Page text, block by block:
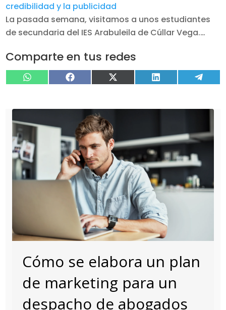
credibilidad y la publicidad
La pasada semana, visitamos a unos estudiantes
de secundaria del IES Arabuleila de Cúllar Vega.…
Comparte en tus redes
Compartir
WhatsAppCompartir
FacebookCompartir
X Compartir
LinkedIn
Cómo se elabora un plan
de marketing para un
despacho de abogados